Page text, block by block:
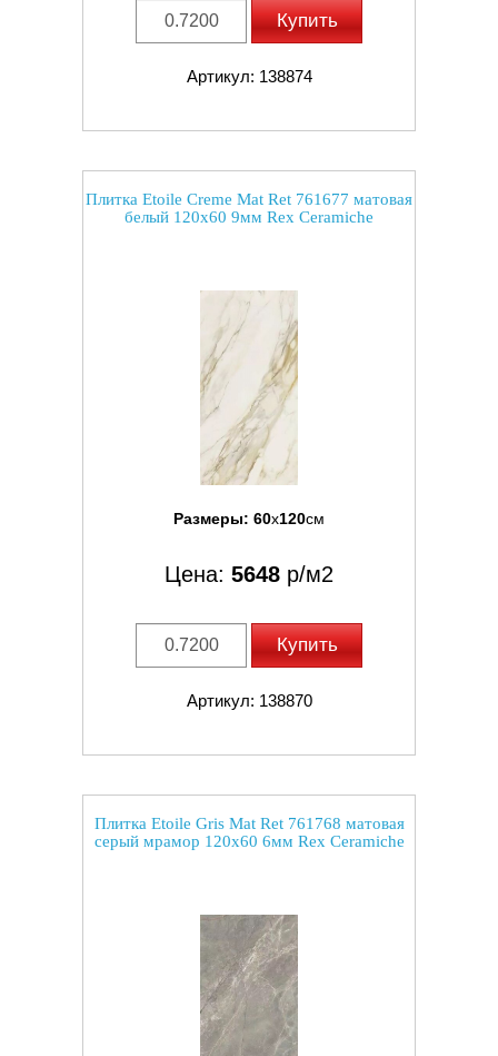
Купить
Артикул: 138874
Плитка Etoile Creme Mat Ret 761677 матовая
белый 120x60 9мм Rex Ceramiche
Размеры: 60x120см
Цена: 5648 р/м2
Купить
Артикул: 138870
Плитка Etoile Gris Mat Ret 761768 матовая
серый мрамор 120x60 6мм Rex Ceramiche